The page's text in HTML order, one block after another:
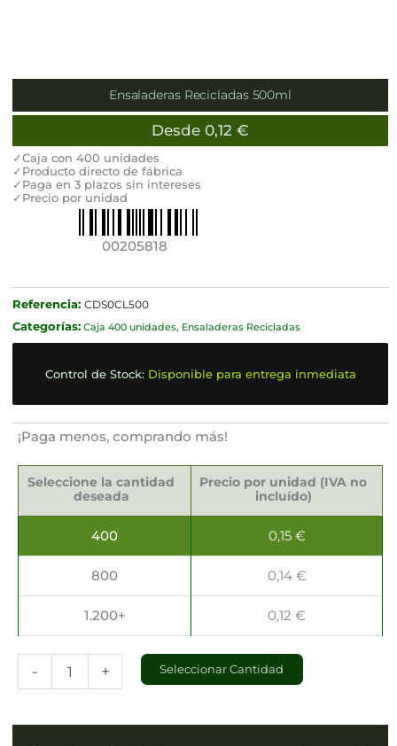
Ensaladeras Recicladas 500ml
Desde 0,12 €
✓Caja con 400 unidades
✓Producto directo de fábrica
✓Paga en 3 plazos sin intereses
✓Precio por unidad
00205818
Referencia: CDS0CL500
Categorías: Caja 400 unidades, Ensaladeras Recicladas
Control de Stock: Disponible para entrega inmediata
¡Paga menos, comprando más!
Seleccione la cantidad
deseada
Precio por unidad (IVA no
incluído)
400 0,15 €
800 0,14 €
1.200+ 0,12€
-
Recicladas
+ Seleccionar Cantidad